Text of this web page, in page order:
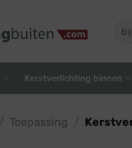
naar:
Kerstverlichting binnen
Toepassing